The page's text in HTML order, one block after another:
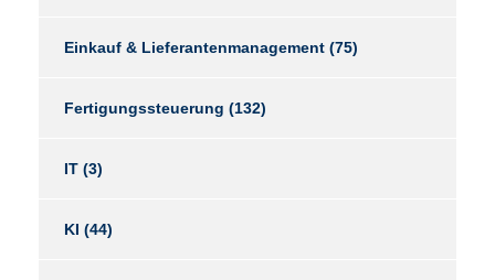
Einkauf & Lieferantenmanagement (75)
Fertigungssteuerung (132)
IT (3)
KI (44)